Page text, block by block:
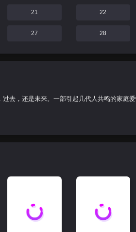
21 22
27 28
去，还是未来。一部引起几代人共鸣的家庭